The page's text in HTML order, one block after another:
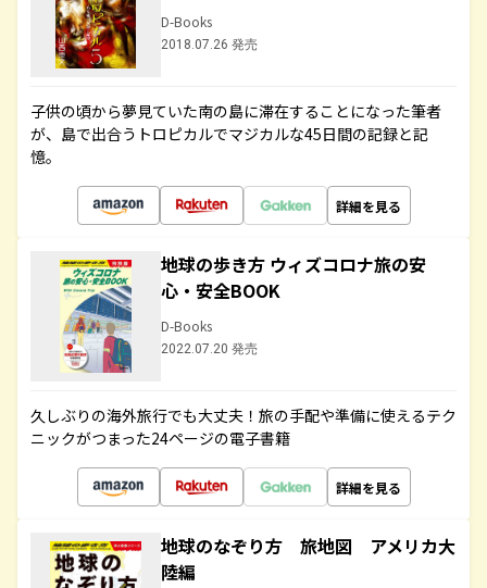
D-Books
2018.07.26 発売
子供の頃から夢見ていた南の島に滞在することになった筆者
が、島で出合うトロピカルでマジカルな45日間の記録と記
憶。
詳細を見る
地球の歩き方 ウィズコロナ旅の安
心・安全BOOK
D-Books
2022.07.20 発売
久しぶりの海外旅行でも大丈夫！旅の手配や準備に使えるテク
ニックがつまった24ページの電子書籍
詳細を見る
地球のなぞり方 旅地図 アメリカ大
陸編